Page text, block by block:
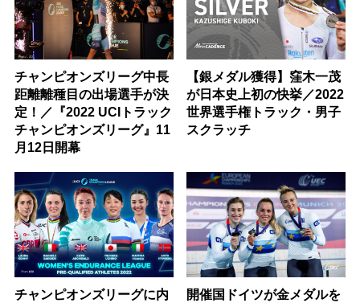
チャンピオンズリーグ中長
距離離種目の出場選手が決
定！／『2022 UCIトラック
チャンピオンズリーグ』11
月12日開幕
【銀メダル獲得】窪木一茂
が日本史上初の快挙／2022
世界選手権トラック・男子
スクラッチ
チャンピオンズリーグに内
開催国ドイツが金メダルを